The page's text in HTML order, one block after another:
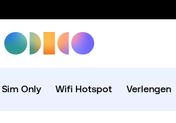
Only Wifi Hotspot Verlengen